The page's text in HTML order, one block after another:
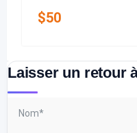
$50
Laisser un retour